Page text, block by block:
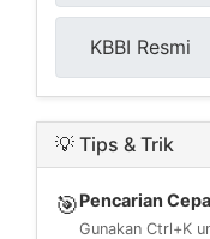
KBBI Resmi
💡 Tips & Trik
🎯Pencarian
Gunakan Ctrl+K